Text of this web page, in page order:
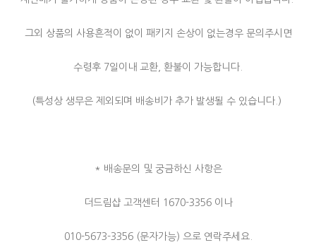
그외 상품의 사용흔적이 없이 패키지 손상이 없는경우 문의주시면
수령후 7일이내 교환, 환불이 가능합니다.
(특성상 생무은 제외되며 배송비가 추가 발생될 수 있습니다.)
* 배송문의 및 궁금하신 사항은
더드림샵 고객센터 1670-3356 이나
010-5673-3356 (문자가능) 으로 연락주세요.